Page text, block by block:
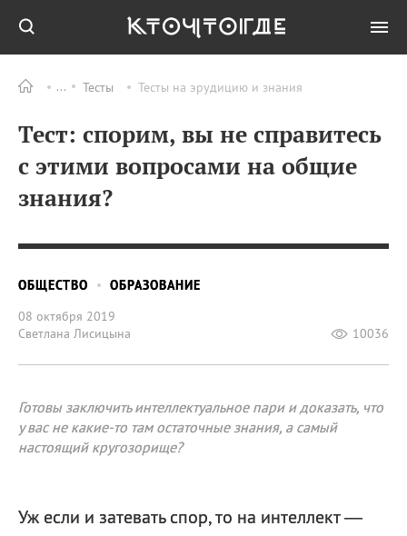
Тесты Тесты на эрудицию и знания
Тест: спорим, вы не справитесь
с этими вопросами на общие
знания?
ОБЩЕСТВО
ОБРАЗОВАНИЕ
08 октября 2019
Светлана Лисицына
10036
Готовы заключить интеллектуальное пари и доказать, что
у вас не какие-то там остаточные знания, а самый
настоящий кругозорище?
Уж если и затевать спор, то на интеллект —